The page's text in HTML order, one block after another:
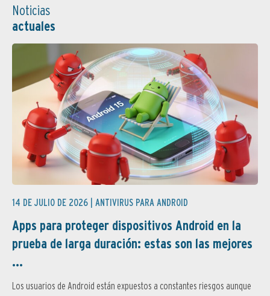
Noticias
actuales
14 DE JULIO DE 2026 | ANTIVIRUS PARA ANDROID
Apps para proteger dispositivos Android en la
prueba de larga duración: estas son las mejores
...
Los usuarios de Android están expuestos a constantes riesgos aunque